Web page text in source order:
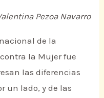
Pezoa Navarro
de la
la Mujer fue
las diferencias
un lado, y de las